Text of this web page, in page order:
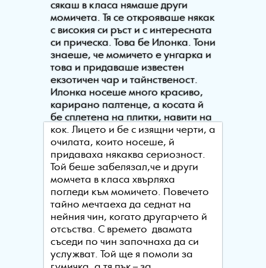
сякаш в класа нямаше други
момичета. Тя се открояваше някак
с високия си ръст и с интересната
си прическа. Това бе Илонка. Тони
знаеше, че момичето е унгарка и
това и придаваше известен
екзотичен чар и тайнственост.
Илонка носеше много красиво,
карирано палтенце, а косата й
бе сплетена на плитки, навити на
кок. Лицето и бе с изящни черти, а
очилата, които носеше, й
придаваха някаква сериозност.
Той беше забелязал,че и други
момчета в класа хвърляха
погледи към момичето. Повечето
тайно мечтаеха да седнат на
нейния чин, когато другарчето й
отсъства. С времето двамата
съседи по чин започнаха да си
услужват. Той ще я помоли за